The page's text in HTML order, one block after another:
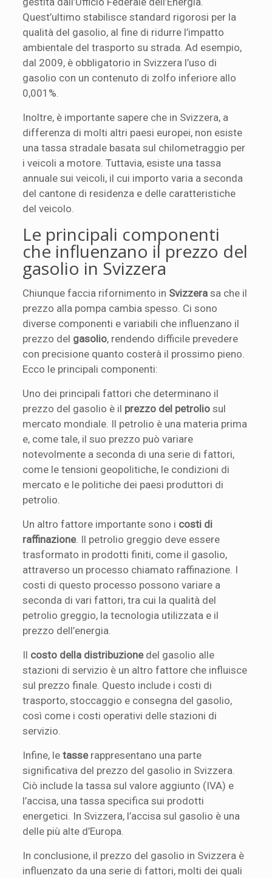
Quest’ultimo stabilisce standard rigorosi per la
qualità del gasolio, al fine di ridurre l’impatto
ambientale del trasporto su strada. Ad esempio,
dal 2009, è obbligatorio in Svizzera l’uso di
gasolio con un contenuto di zolfo inferiore allo
0,001%.
Inoltre, è importante sapere che in Svizzera, a
differenza di molti altri paesi europei, non esiste
una tassa stradale basata sul chilometraggio per
i veicoli a motore. Tuttavia, esiste una tassa
annuale sui veicoli, il cui importo varia a seconda
del cantone di residenza e delle caratteristiche
del veicolo.
Le principali componenti
che influenzano il prezzo del
gasolio in Svizzera
Chiunque faccia rifornimento in Svizzera sa che il
prezzo alla pompa cambia spesso. Ci sono
diverse componenti e variabili che influenzano il
prezzo del gasolio, rendendo difficile prevedere
con precisione quanto costerà il prossimo pieno.
Ecco le principali componenti:
Uno dei principali fattori che determinano il
prezzo del gasolio è il prezzo del petrolio sul
mercato mondiale. Il petrolio è una materia prima
e, come tale, il suo prezzo può variare
notevolmente a seconda di una serie di fattori,
come le tensioni geopolitiche, le condizioni di
mercato e le politiche dei paesi produttori di
petrolio.
Un altro fattore importante sono i costi di
raffinazione. Il petrolio greggio deve essere
trasformato in prodotti finiti, come il gasolio,
attraverso un processo chiamato raffinazione. I
costi di questo processo possono variare a
seconda di vari fattori, tra cui la qualità del
petrolio greggio, la tecnologia utilizzata e il
prezzo dell’energia.
Il costo della distribuzionedel gasolio alle
stazioni di servizio è un altro fattore che influisce
sul prezzo finale. Questo include i costi di
trasporto, stoccaggio e consegna del gasolio,
così come i costi operativi delle stazioni di
servizio.
Infine, letasserappresentano una parte
significativa del prezzo del gasolio in Svizzera.
Ciò include la tassa sul valore aggiunto (IVA) e
l’accisa, una tassa specifica sui prodotti
energetici. In Svizzera, l’accisa sul gasolio è una
delle più alte d’Europa.
In conclusione, il prezzo del gasolio in Svizzera è
influenzato da una serie di fattori, molti dei quali